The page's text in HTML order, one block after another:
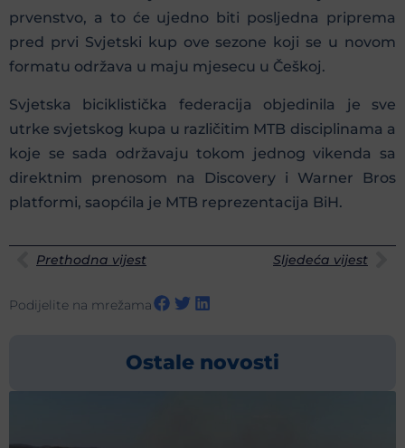
prvenstvo, a to će ujedno biti posljedna priprema
pred prvi Svjetski kup ove sezone koji se u novom
formatu održava u maju mjesecu u Češkoj.
Svjetska biciklistička federacija objedinila je sve
utrke svjetskog kupa u različitim MTB disciplinama a
koje se sada održavaju tokom jednog vikenda sa
direktnim prenosom na Discovery i Warner Bros
platformi, saopćila je MTB reprezentacija BiH.
Prethodna vijest Sljedeća vijest
Podijelite na mrežama
Ostale novosti